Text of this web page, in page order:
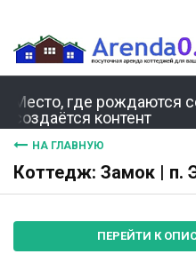
Место, где рождаются
создаётся контент
НА ГЛАВНУЮ
Коттедж: Замок | п.
ПЕРЕЙТИ К